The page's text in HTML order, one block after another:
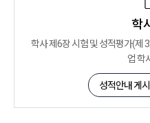
학
학사 제6장 시험 및 성적평가(제
업 학
성적안내 게